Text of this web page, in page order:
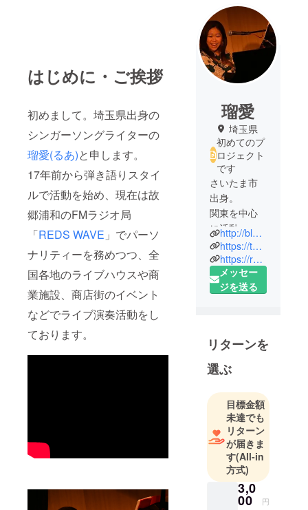
はじめに・ご挨拶
初めまして。埼玉県出身の
シンガーソングライターの
瑠愛(るあ)と申します。
17年前から弾き語りスタイ
ルで活動を始め、現在は故
郷浦和のFMラジオ局
「REDS WAVE 」でパーソ
ナリティーを務めつつ、全
国各地のライブハウスや商
業施設、商店街のイベント
などでライブ演奏活動をし
ております。
瑠愛
埼玉県
初めてのプ
ロジェクト
です
さいたま市
出身。
関東を中心
に活動。 ピ
アノ弾き語
り。何処で
も歌いにい
きます！
瑠愛shop
http://ruamix
voice.buysho
p.jp 情報はブ
ログで。
87.3 Mhz
REDS WAVE
瑠愛の彩り
ミュージッ
クパーソナ
リティ
http://blog.livedoor.jp/ruamixvoice0401/
https://twitter.com/ruamixvoice
https://ruamixvoice.buyshop.jp/
メッセー
ジを送る
リターンを
選ぶ
目標金額
未達でも
リターン
が届きま
す(All-in
方式)
3,0
00 円